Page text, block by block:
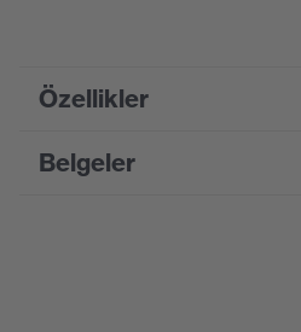
Özellikler
Product
family
Belgeler